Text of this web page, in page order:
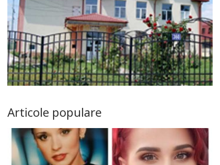
Articole populare